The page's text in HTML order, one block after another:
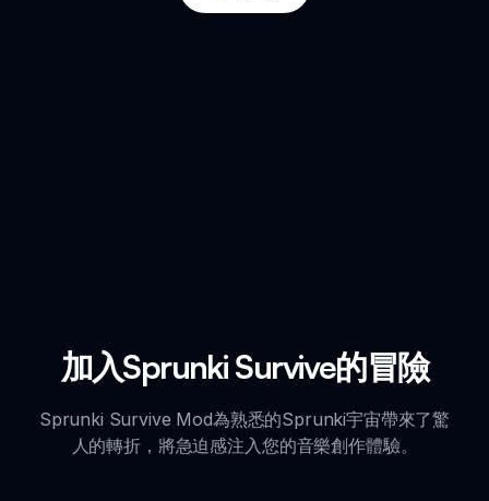
加入Sprunki Survive的冒險
Sprunki Survive Mod為熟悉的Sprunki宇宙帶來了驚
人的轉折，將急迫感注入您的音樂創作體驗。